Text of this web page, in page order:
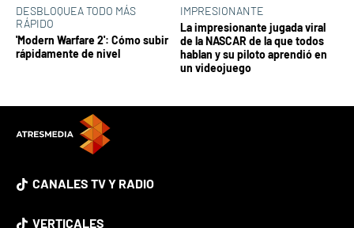
DESBLOQUEA TODO MÁS
RÁPIDO
'Modern Warfare 2': Cómo subir
rápidamente de nivel
IMPRESIONANTE
La impresionante jugada viral
de la NASCAR de la que todos
hablan y su piloto aprendió en
un videojuego
CANALES TV Y RADIO
VERTICALES